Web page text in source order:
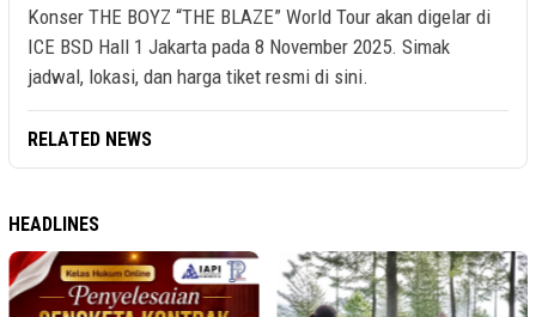
Konser THE BOYZ “THE BLAZE” World Tour akan digelar di
ICE BSD Hall 1 Jakarta pada 8 November 2025. Simak
jadwal, lokasi, dan harga tiket resmi di sini.
RELATED NEWS
HEADLINES